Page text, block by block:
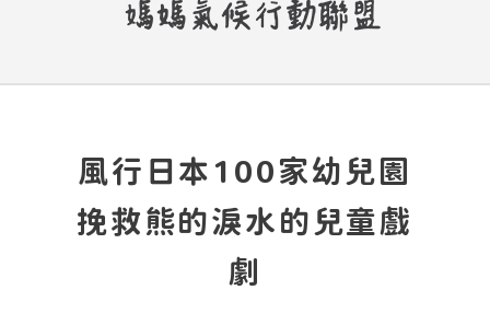
風行日本100家幼兒園
挽救熊的淚水的兒童戲
劇